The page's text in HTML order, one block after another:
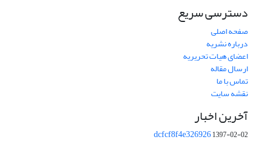
دسترسی سریع
صفحه اصلی
درباره نشریه
اعضای هیات تحریریه
ارسال مقاله
تماس با ما
نقشه سایت
آخرین اخبار
dcfcf8f4e3269261397-02-02